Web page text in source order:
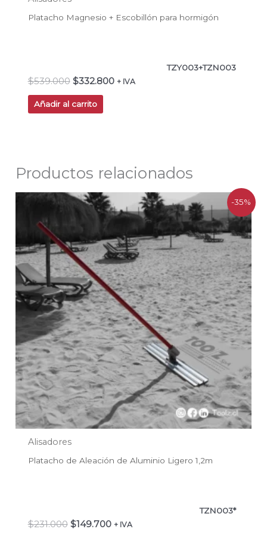
Platacho Magnesio + Escobillón para hormigón
TZY003+TZN003
$539.000 $332.800 + IVA
Añadir al carrito
Productos relacionados
-35%
Alisadores
Platacho de Aleación de Aluminio Ligero 1,2m
TZN003*
$231.000
El
precio
era:
$231.000.
$149.700
precio
actual
$149.700.
+ IVA